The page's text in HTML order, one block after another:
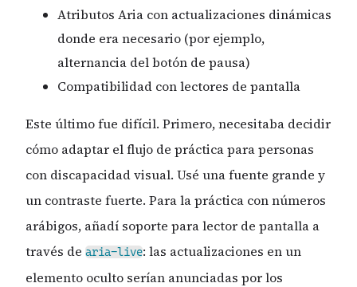
Atributos Aria con actualizaciones dinámicas
donde era necesario (por ejemplo,
alternancia del botón de pausa)
Compatibilidad con lectores de pantalla
Este último fue difícil. Primero, necesitaba decidir
cómo adaptar el flujo de práctica para personas
con discapacidad visual. Usé una fuente grande y
un contraste fuerte. Para la práctica con números
arábigos, añadí soporte para lector de pantalla a
través de aria-live: las actualizaciones en un
elemento oculto serían anunciadas por los